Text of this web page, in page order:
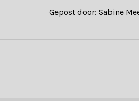
Gepost door: Sabine